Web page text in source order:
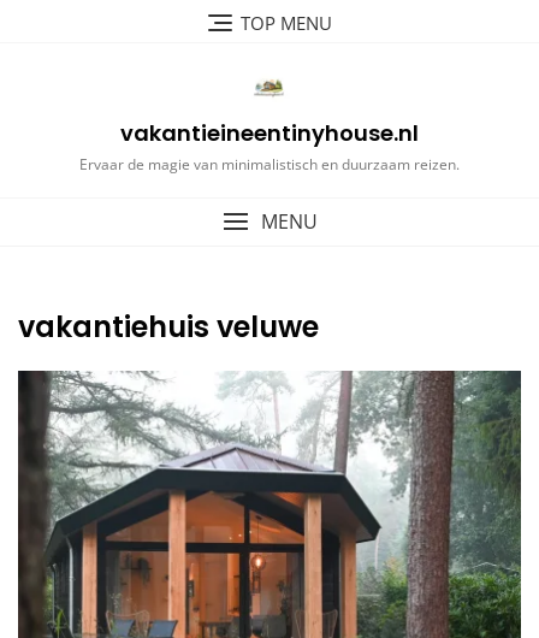
TOP MENU
vakantieineentinyhouse.nl
Ervaar de magie van minimalistisch en duurzaam reizen.
MENU
vakantiehuis veluwe